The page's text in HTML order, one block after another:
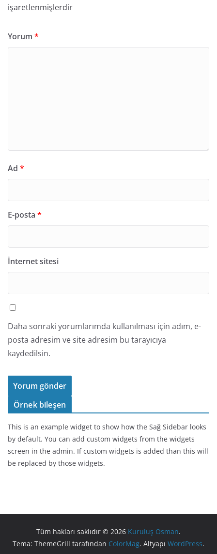
işaretlenmişlerdir
Yorum *
Ad *
E-posta *
İnternet sitesi
Daha sonraki yorumlarımda kullanılması için adım, e-
posta adresim ve site adresim bu tarayıcıya
kaydedilsin.
Örnek bileşen
This is an example widget to show how the Sağ Sidebar looks
by default. You can add custom widgets from the widgets
screen in the admin. If custom widgets is added than this will
be replaced by those widgets.
Tüm hakları saklıdır © 2026 Kuruluş Osman.
Tema: ThemeGrill tarafından ColorMag. Altyapı WordPress.